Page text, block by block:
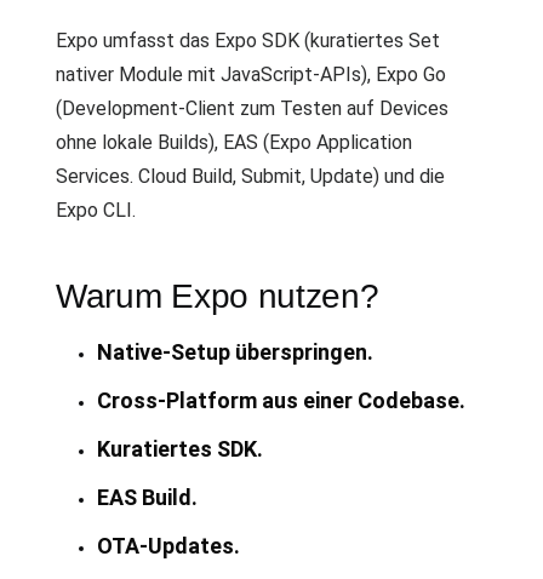
Expo umfasst das Expo SDK (kuratiertes Set
nativer Module mit JavaScript-APIs), Expo Go
(Development-Client zum Testen auf Devices
ohne lokale Builds), EAS (Expo Application
Services. Cloud Build, Submit, Update) und die
Expo CLI.
Warum Expo nutzen?
Native-Setup überspringen.
Cross-Platform aus einer Codebase.
Kuratiertes SDK.
EAS Build.
OTA-Updates.